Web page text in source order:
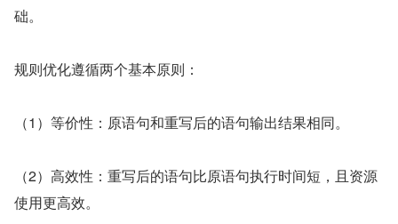
础。
规则优化遵循两个基本原则：
（1）等价性：原语句和重写后的语句输出结果相同。
（2）高效性：重写后的语句比原语句执行时间短，且资源
使用更高效。